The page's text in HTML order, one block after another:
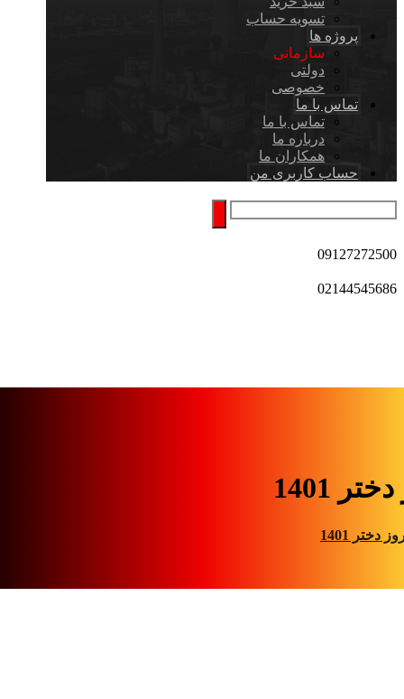
تسویه حساب
پروژه ها
سازمانی
دولتی
خصوصی
تماس با ما
تماس با ما
درباره ما
همکاران ما
حساب کاربری من
09127272500
02144545686
1401
دختر 1401